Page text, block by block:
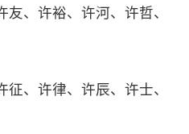
、许裕、许河、许哲、
、许律、许辰、许士、